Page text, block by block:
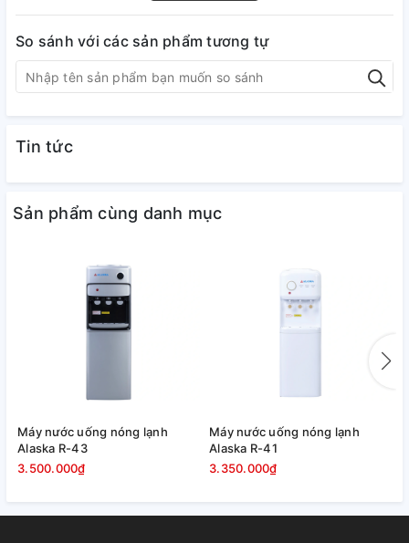
1. Đặc tính sản phẩm cây
nước nóng lạnh Kangaroo
KG3336
trọng, đẹp mắt
• Tiện dụng, dễ dùng với 2 vòi riêng biệt nóng, lạnh.
• Hệ thống làm lạnh block, môi chất R134A
So sánh với các sản phẩm tương tự
Tin tức
Sản phẩm cùng danh mục
Máy nước uống nóng lạnh
Alaska R-43
3.500.000₫
Máy nước uống nóng lạnh
Alaska R-41
3.350.000₫